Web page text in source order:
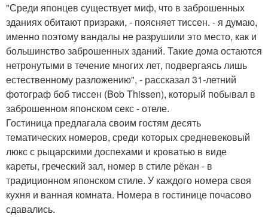
"Среди японцев существует миф, что в заброшенных
зданиях обитают призраки, - поясняет тиссен. - я думаю,
именно поэтому вандалы не разрушили это место, как и
большинство заброшенных зданий. Такие дома остаются
нетронутыми в течение многих лет, подвергаясь лишь
естественному разложению", - рассказал 31-летний
фотограф боб тиссен (Bob Thissen), который побывал в
заброшенном японском секс - отеле.
Гостиница предлагала своим гостям десять
тематических номеров, среди которых средневековый
люкс с рыцарскими доспехами и кроватью в виде
кареты, греческий зал, номер в стиле рёкан - в
традиционном японском стиле. У каждого номера своя
кухня и ванная комната. Номера в гостинице почасово
сдавались.